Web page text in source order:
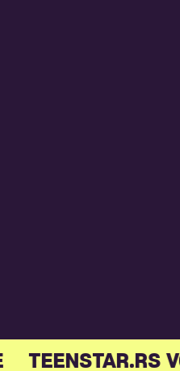
TEENSTAR.RS